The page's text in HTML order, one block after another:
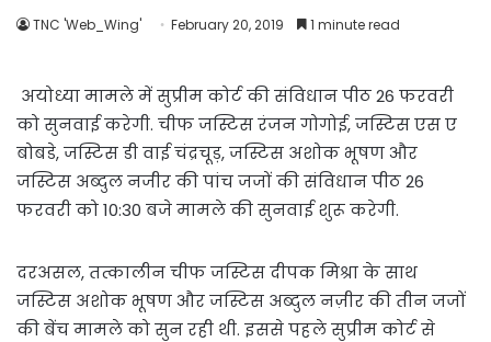
TNC 'Web_Wing' February 20, 2019 1 minute read
अयोध्या मामले में सुप्रीम कोर्ट की संविधान पीठ 26 फरवरी
को सुनवाई करेगी. चीफ जस्टिस रंजन गोगोई, जस्टिस एस ए
बोबडे, जस्टिस डी वाई चंद्रचूड़, जस्टिस अशोक भूषण और
जस्टिस अब्दुल नजीर की पांच जजों की संविधान पीठ 26
फरवरी को 10:30 बजे मामले की सुनवाई शुरू करेगी.
दरअसल, तत्कालीन चीफ जस्टिस दीपक मिश्रा के साथ
जस्टिस अशोक भूषण और जस्टिस अब्दुल नज़ीर की तीन जजों
की बेंच मामले को सुन रही थी. इससे पहले सुप्रीम कोर्ट से